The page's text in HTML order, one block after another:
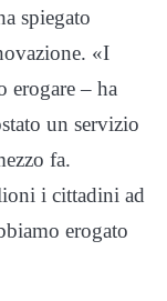
spiegato
«I
erogare – ha
un servizio
fa.
i cittadini ad
erogato